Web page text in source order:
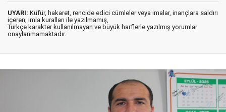
UYARI: Küfür, hakaret, rencide edici cümleler veya imalar, inançlara saldırı
içeren, imla kuralları ile yazılmamış,
Türkçe karakter kullanılmayan ve büyük harflerle yazılmış yorumlar
onaylanmamaktadır.